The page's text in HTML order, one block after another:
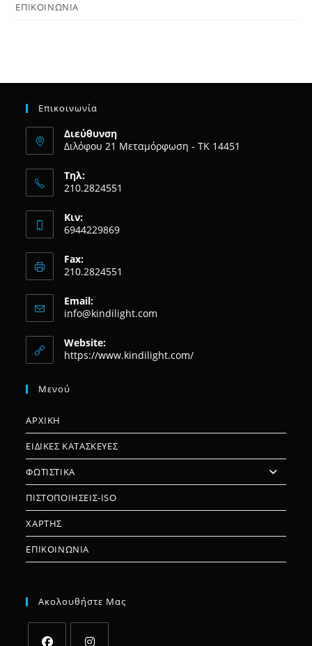
ΕΠΙΚΟΙΝΩΝΙΑ
Επικοινωνία
Διεύθυνση
Διλόφου 21 Μεταμόρφωση - ΤΚ 14451
Τηλ:
210.2824551
Κιν:
6944229869
Fax:
210.2824551
Email:
info@kindilight.com
application
Website:
https://www.kindilight.com/
Μενού
ΑΡΧΙΚΗ
ΕΙΔΙΚΕΣ ΚΑΤΑΣΚΕΥΕΣ
ΦΩΤΙΣΤΙΚΑ
ΠΙΣΤΟΠΟΙΗΣΕΙΣ-ISO
ΧΑΡΤΗΣ
ΕΠΙΚΟΙΝΩΝΙΑ
Ακολουθήστε Μας